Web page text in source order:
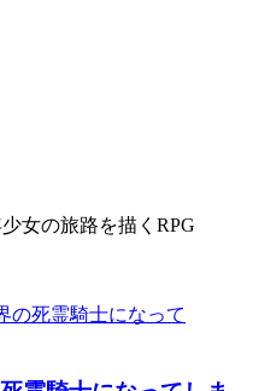
女の旅路を描くRPG